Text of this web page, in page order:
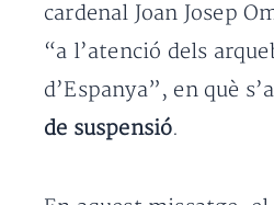
cardenal Joan Josep
“a l’atenció dels
d’Espanya”, en què
de suspensió.